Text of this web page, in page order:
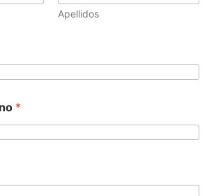
Apellidos
*